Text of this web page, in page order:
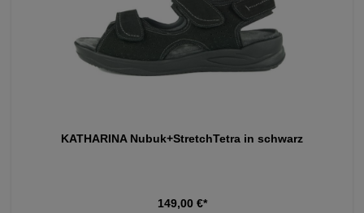
KATHARINA Nubuk+StretchTetra in schwarz
149,00 €*